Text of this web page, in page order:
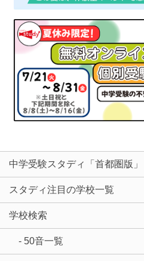
中学受験スタディ「首都圏版」
スタディ注目の学校一覧
学校検索
- 50音一覧